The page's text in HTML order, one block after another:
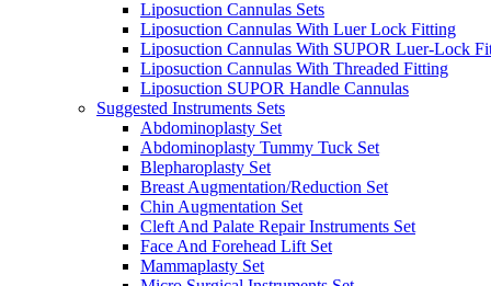
Liposuction Cannulas Sets
Liposuction Cannulas With Luer Lock Fitting
Liposuction Cannulas With SUPOR Luer-Lock
Liposuction Cannulas With Threaded Fitting
Liposuction SUPOR Handle Cannulas
Suggested Instruments Sets
Abdominoplasty Set
Abdominoplasty Tummy Tuck Set
Blepharoplasty Set
Breast Augmentation/Reduction Set
Chin Augmentation Set
Cleft And Palate Repair Instruments Set
Face And Forehead Lift Set
Mammaplasty Set